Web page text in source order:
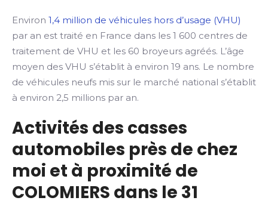
Environ 1,4 million de véhicules hors d’usage (VHU)
par an est traité en France dans les 1 600 centres de
traitement de VHU et les 60 broyeurs agréés. L’âge
moyen des VHU s’établit à environ 19 ans. Le nombre
de véhicules neufs mis sur le marché national s’établit
à environ 2,5 millions par an.
Activités des casses
automobiles près de chez
moi et à proximité de
COLOMIERS dans le 31